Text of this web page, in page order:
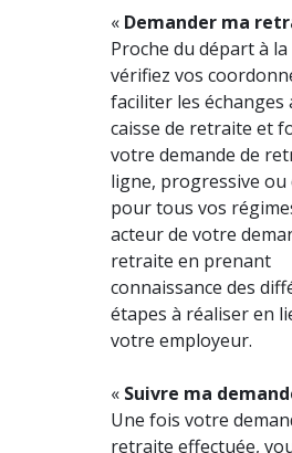
« Demander ma
Proche du départ à
vérifiez vos
faciliter les échanges
caisse de retraite et
votre demande de
ligne, progressive ou
pour tous vos
acteur de votre
retraite en prenant
connaissance des
étapes à réaliser en
votre employeur.
« Suivre ma
Une fois votre
retraite effectuée,